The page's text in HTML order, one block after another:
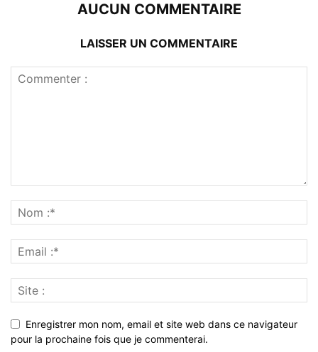
AUCUN COMMENTAIRE
LAISSER UN COMMENTAIRE
Enregistrer mon nom, email et site web dans ce navigateur
pour la prochaine fois que je commenterai.